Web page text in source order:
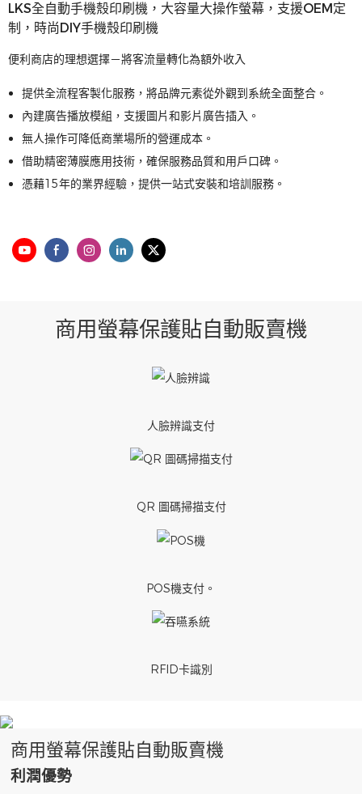
LKS全自動手機殼印刷機，大容量大操作螢幕，支援OEM定
制，時尚DIY手機殼印刷機
便利商店的理想選擇－將客流量轉化為額外收入
提供全流程客製化服務，將品牌元素從外觀到系統全面整合。
內建廣告播放模組，支援圖片和影片廣告插入。
無人操作可降低商業場所的營運成本。
借助精密薄膜應用技術，確保服務品質和用戶口碑。
憑藉15年的業界經驗，提供一站式安裝和培訓服務。
商用螢幕保護貼自動販賣機
人臉辨識支付
QR 圖碼掃描支付
POS機支付。
RFID卡識別
商用螢幕保護貼自動販賣機
利潤優勢